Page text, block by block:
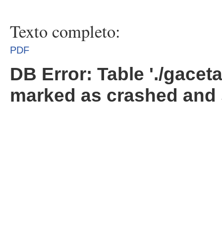
Texto completo:
PDF
DB Error: Table './
marked as crashed